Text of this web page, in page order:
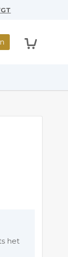
het